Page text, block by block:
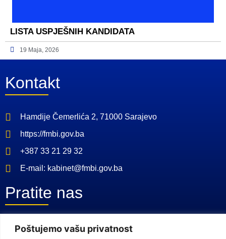
Poštujemo vašu privatnost
LISTA USPJEŠNIH KANDIDATA
19 Maja, 2026
Kontakt
Hamdije Čemerlića 2, 71000 Sarajevo
https://fmbi.gov.ba
+387 33 21 29 32
E-mail: kabinet@fmbi.gov.ba
Pratite nas
Facebook Stranica